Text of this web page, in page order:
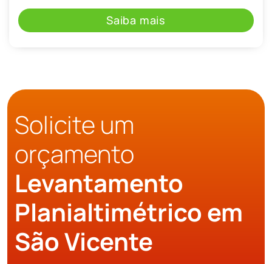
Saiba mais
Solicite um
orçamento
Levantamento
Planialtimétrico em
São Vicente